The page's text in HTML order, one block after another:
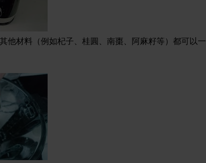
他材料（例如杞子、桂圓、南棗、阿麻籽等）都可以一